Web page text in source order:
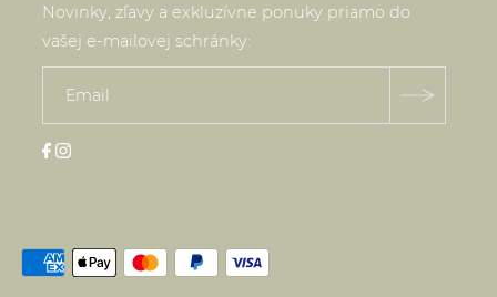
Novinky, zľavy a exkluzívne ponuky priamo do
vašej e-mailovej schránky: